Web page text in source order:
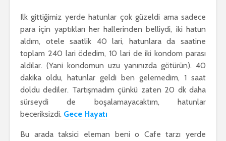
Ilk gittiğimiz yerde hatunlar çok güzeldi ama sadece
para için yaptıkları her hallerinden belliydi, iki hatun
aldım, otele saatlik 40 lari, hatunlara da saatine
toplam 240 lari ödedim, 10 lari de iki kondom parası
aldılar. (Yani kondomun uzu yanınızda götürün). 40
dakika oldu, hatunlar geldi ben gelemedim, 1 saat
doldu dediler. Tartışmadım çünkü zaten 20 dk daha
sürseydi de boşalamayacaktım, hatunlar
beceriksizdi. Gece Hayatı
Bu arada taksici eleman beni o Cafe tarzı yerde